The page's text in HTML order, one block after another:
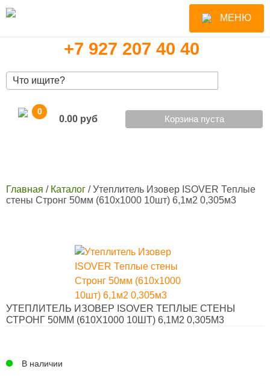
МЕНЮ
+7 927 207 40 40
Форма поиска
Обратный звонок
0
0.00 Корзина пуста
Вы здесь
Главная / Каталог / Утеплитель Изовер ISOVER Теплые
стены Стронг 50мм (610х1000 10шт) 6,1м2 0,305м3
УТЕПЛИТЕЛЬ ИЗОВЕР ISOVER ТЕПЛЫЕ СТЕНЫ
СТРОНГ 50ММ (610Х1000 10ШТ) 6,1М2 0,305М3
В наличии